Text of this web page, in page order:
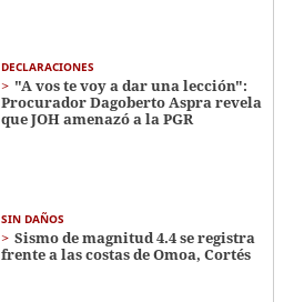
DECLARACIONES
"A vos te voy a dar una lección":
Procurador Dagoberto Aspra revela
que JOH amenazó a la PGR
SIN DAÑOS
Sismo de magnitud 4.4 se registra
frente a las costas de Omoa, Cortés